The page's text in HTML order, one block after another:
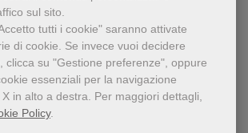
sul sito.
tutti i cookie" saranno attivate
di cookie. Se invece vuoi decidere
clicca su "Gestione preferenze", oppure
essenziali per la navigazione
in alto a destra. Per maggiori dettagli,
Policy.